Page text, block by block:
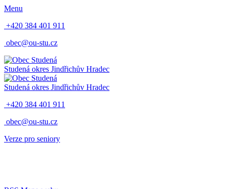
Menu
+420 384 401 911
obec@ou-stu.cz
Studená okres Jindřichův Hradec
Studená okres Jindřichův Hradec
+420 384 401 911
obec@ou-stu.cz
Verze pro seniory